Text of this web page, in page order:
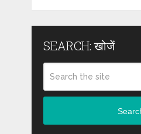
SEARCH: खोजें